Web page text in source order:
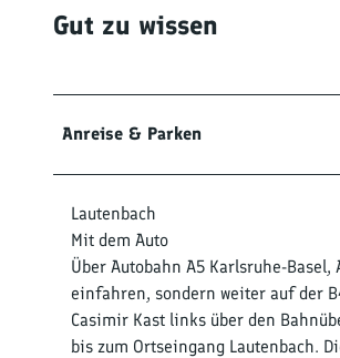
Gut zu wissen
Anreise & Parken
Lautenbach
Mit dem Auto
Über Autobahn A5 Karlsruhe-
einfahren, sondern weiter auf der
Casimir Kast links über den
bis zum Ortseingang Lautenbach.